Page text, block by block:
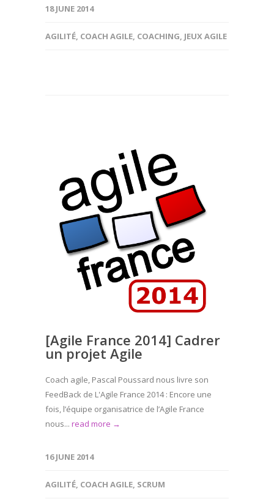
18 JUNE 2014
AGILITÉ, COACH AGILE, COACHING, JEUX AGILE
[Agile France 2014] Cadrer
un projet Agile
Coach agile, Pascal Poussard nous livre son
FeedBack de L'Agile France 2014 : Encore une
fois, l’équipe organisatrice de l’Agile France
nous... read more →
16 JUNE 2014
AGILITÉ, COACH AGILE, SCRUM